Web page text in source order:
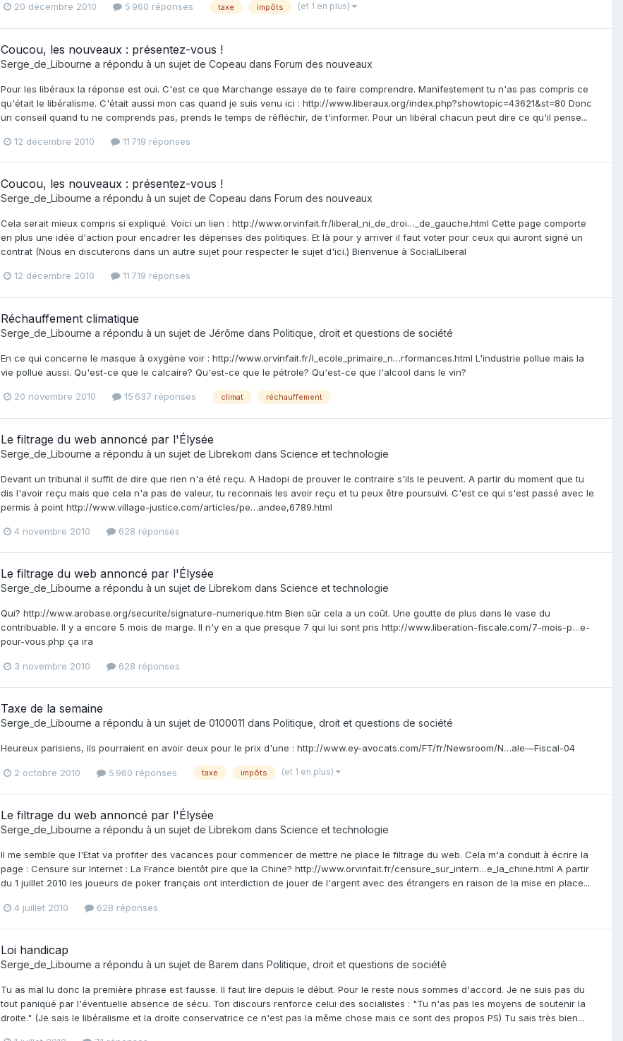
20 décembre 2010 5 960 réponses taxe impôts (et 1 en plus)
Coucou, les nouveaux : présentez-vous !
Serge_de_Libourne a répondu à un sujet de Copeau dans Forum des nouveaux
Pour les libéraux la réponse est oui. C'est ce que Marchange essaye de te faire comprendre. Manifestement tu n'as pas compris ce
qu'était le libéralisme. C'était aussi mon cas quand je suis venu ici : http://www.liberaux.org/index.php?showtopic=43621&st=80 Donc
un conseil quand tu ne comprends pas, prends le temps de réfléchir, de t'informer. Pour un libéral chacun peut dire ce qu'il pense...
12 décembre 2010 11 719 réponses
Coucou, les nouveaux : présentez-vous !
Serge_de_Libourne a répondu à un sujet de Copeau dans Forum des nouveaux
Cela serait mieux compris si expliqué. Voici un lien : http://www.orvinfait.fr/liberal_ni_de_droi…_de_gauche.html Cette page comporte
en plus une idée d'action pour encadrer les dépenses des politiques. Et là pour y arriver il faut voter pour ceux qui auront signé un
contrat (Nous en discuterons dans un autre sujet pour respecter le sujet d'ici.) Bienvenue à SocialLiberal
12 décembre 2010 11 719 réponses
Réchauffement climatique
Serge_de_Libourne a répondu à un sujet de Jérôme dans Politique, droit et questions de société
En ce qui concerne le masque à oxygène voir : http://www.orvinfait.fr/l_ecole_primaire_n…rformances.html L'industrie pollue mais la
vie pollue aussi. Qu'est-ce que le calcaire? Qu'est-ce que le pétrole? Qu'est-ce que l'alcool dans le vin?
20 novembre 2010 15 637 réponses climat réchauffement
Le filtrage du web annoncé par l'Élysée
Serge_de_Libourne a répondu à un sujet de Librekom dans Science et technologie
Devant un tribunal il suffit de dire que rien n'a été reçu. A Hadopi de prouver le contraire s'ils le peuvent. A partir du moment que tu
dis l'avoir reçu mais que cela n'a pas de valeur, tu reconnais les avoir reçu et tu peux être poursuivi. C'est ce qui s'est passé avec le
permis à point http://www.village-justice.com/articles/pe…andee,6789.html
4 novembre 2010 628 réponses
Le filtrage du web annoncé par l'Élysée
Serge_de_Libourne a répondu à un sujet de Librekom dans Science et technologie
Qui? http://www.arobase.org/securite/signature-numerique.htm Bien sûr cela a un coût. Une goutte de plus dans le vase du
contribuable. Il y a encore 5 mois de marge. Il n'y en a que presque 7 qui lui sont pris http://www.liberation-fiscale.com/7-mois-p…e-
pour-vous.php ça ira
3 novembre 2010 628 réponses
Taxe de la semaine
Serge_de_Libourne a répondu à un sujet de 0100011 dans Politique, droit et questions de société
Heureux parisiens, ils pourraient en avoir deux pour le prix d'une : http://www.ey-avocats.com/FT/fr/Newsroom/N…ale—Fiscal-04
2 octobre 2010 5 960 réponses taxe impôts (et 1 en plus)
Le filtrage du web annoncé par l'Élysée
Serge_de_Libourne a répondu à un sujet de Librekom dans Science et technologie
Il me semble que l'Etat va profiter des vacances pour commencer de mettre ne place le filtrage du web. Cela m'a conduit à écrire la
page : Censure sur Internet : La France bientôt pire que la Chine? http://www.orvinfait.fr/censure_sur_intern…e_la_chine.html A partir
du 1 juillet 2010 les joueurs de poker français ont interdiction de jouer de l'argent avec des étrangers en raison de la mise en place...
4 juillet 2010 628 réponses
Loi handicap
Serge_de_Libourne a répondu à un sujet de Barem dans Politique, droit et questions de société
Tu as mal lu donc la première phrase est fausse. Il faut lire depuis le début. Pour le reste nous sommes d'accord. Je ne suis pas du
tout paniqué par l'éventuelle absence de sécu. Ton discours renforce celui des socialistes : "Tu n'as pas les moyens de soutenir la
droite." (Je sais le libéralisme et la droite conservatrice ce n'est pas la même chose mais ce sont des propos PS) Tu sais très bien...